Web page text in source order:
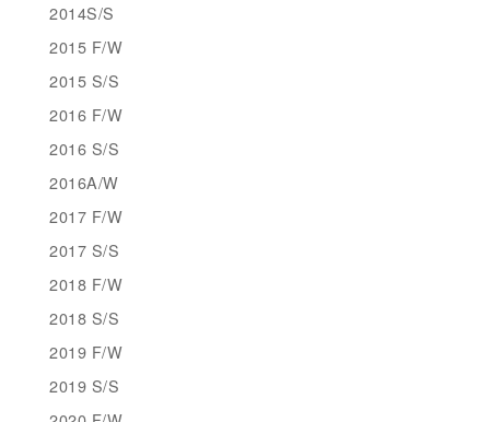
2014S/S
2015 F/W
2015 S/S
2016 F/W
2016 S/S
2016A/W
2017 F/W
2017 S/S
2018 F/W
2018 S/S
2019 F/W
2019 S/S